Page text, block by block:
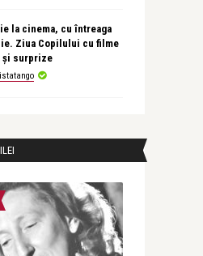
la cinema, cu întreaga
Ziua Copilului cu filme
și surprize